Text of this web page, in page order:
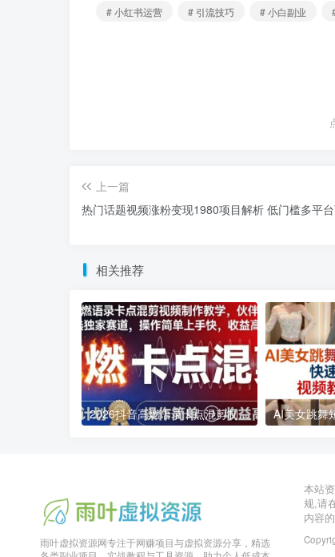
# 小红书运营
# 引流技巧 # 小白副业
上一篇
热门话题视频涨粉变现1980项目解析 低门槛多平
相关推荐
2026抖音高燃语录卡点混剪制作教学 伙伴计划低门槛增收教程
雨叶虚拟资源网专注于网赚项目与虚拟资源分享，精选
本站
规,请
内容